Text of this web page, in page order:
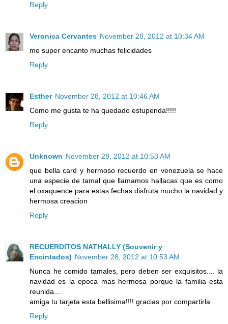
Reply
Veronica Cervantes November 28, 2012 at 10:34 AM
me super encanto muchas felicidades
Reply
Esther November 28, 2012 at 10:46 AM
Como me gusta te ha quedado estupenda!!!!!
Reply
Unknown November 28, 2012 at 10:53 AM
que bella card y hermoso recuerdo en venezuela se hace
una especie de tamal que llamamos hallacas que es como
el oxaquence para estas fechas disfruta mucho la navidad y
hermosa creacion
Reply
RECUERDITOS NATHALLY (Souvenir y
Encintados) November 28, 2012 at 10:53 AM
Nunca he comido tamales, pero deben ser exquisitos.... la
navidad es la epoca mas hermosa porque la familia esta
reunida....
amiga tu tarjeta esta bellisima!!!! gracias por compartirla
Reply